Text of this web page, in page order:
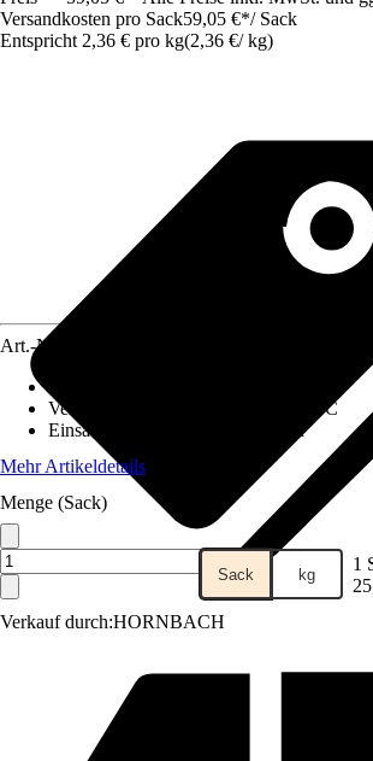
Versandkosten pro Sack59,05 €*/ Sack
Entspricht 2,36 € pro kg(2,36 €/ kg)
Verkauf durch:HORNBACH
Art.-Nr.
Verarbeitungstemperatur
5 °C - 25 °C
Einsatzbereich
Am Boden, Innen
Mehr Artikeldetails
Menge (Sack)
Sack kg 1